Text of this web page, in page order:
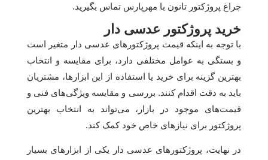
چراغ پروژکتور تانون با مهرپارس تماس بگیرید.
خرید پروژکتور عدسی دار
با توجه به اینکه قیمت پروژکتورهای عدسی دار متغیر است
و بستگی به عوامل مختلفی دارد، برای مقایسه و انتخاب
بهترین گزینه برای خرید یا استفاده از این ابزارها، مشتریان
باید به دقت اقدام کنند. بررسی و مقایسه ویژگی‌های فنی و
قیمت‌های موجود در بازار، می‌تواند به انتخاب بهترین
پروژکتور برای نیازهای خاص خود کمک کند.
در نهایت، پروژکتورهای عدسی دار یکی از ابزارهای بسیار